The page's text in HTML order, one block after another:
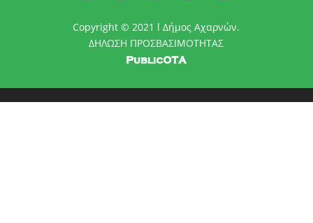
Copyright © 2021 l Δήμος Αχαρνών.
ΔΗΛΩΣΗ ΠΡΟΣΒΑΣΙΜΟΤΗΤΑΣ